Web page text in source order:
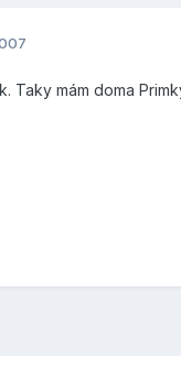
Taky mám doma